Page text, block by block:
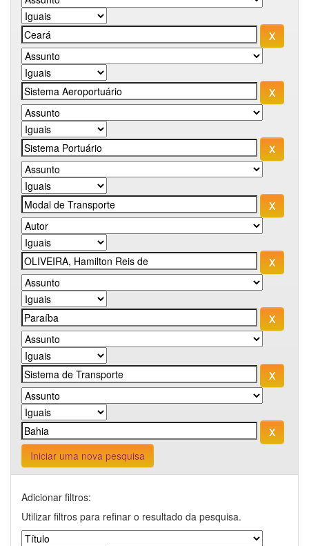
Iniciar uma nova pesquisa
Adicionar filtros:
Utilizar filtros para refinar o resultado da pesquisa.